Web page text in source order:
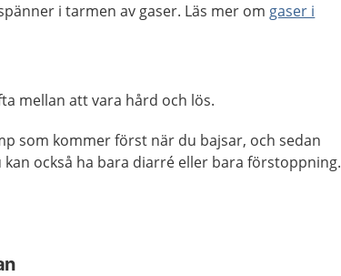
i tarmen av gaser. Läs mer om gaser i
mellan att vara hård och lös.
som kommer först när du bajsar, och sedan
också ha bara diarré eller bara förstoppning.